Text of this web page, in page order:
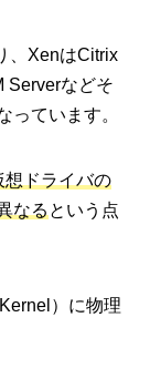
、XenはCitrix
Serverなどそ
っています。
想ドライバの
なる という点
）に物理